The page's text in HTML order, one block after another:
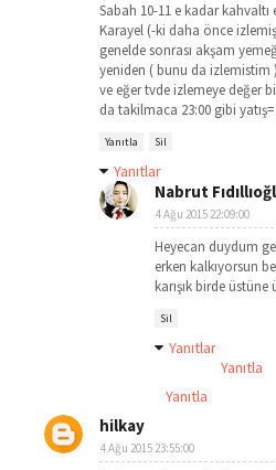
Sabah 10-11 e kadar
Karayel (-ki daha önce
genelde sonrası akşam
yeniden ( bunu da izlemistim
ve eğer tvde izlemeye değer
da takilmaca 23:00 gibi
Yanıtla Sil
Yanıtlar
Nabrut
4 Ağu 2015 22:09:00
Heyecan duydum
erken kalkıyorsun
karışık birde üstüne
Sil
Yanıtlar
Yanıtla
Yanıtla
hilkay
4 Ağu 2015 23:55:00